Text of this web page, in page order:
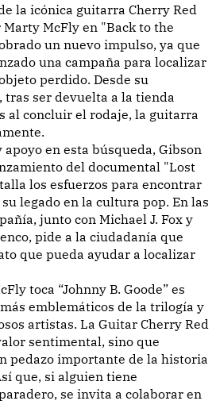
McFly en "Back to the
un nuevo impulso, ya que
una campaña para localizar
perdido. Desde su
ser devuelta a la tienda
al concluir el rodaje, la guitarra
en esta búsqueda, Gibson
del documental "Lost
los esfuerzos para encontrar
legado en la cultura pop. En las
junto con Michael J. Fox y
pide a la ciudadanía que
que pueda ayudar a localizar
toca “Johnny B. Goode” es
emblemáticos de la trilogía y
artistas. La Guitar Cherry Red
sentimental, sino que
pedazo importante de la historia
que, si alguien tiene
se invita a colaborar en